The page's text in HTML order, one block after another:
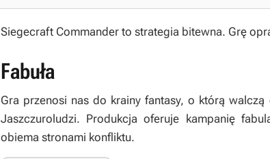
Siegecraft Commander to strategia bitewna. Grę
Fabuła
Gra przenosi nas do krainy fantasy, o którą
Jaszczuroludzi. Produkcja oferuje kampanię
obiema stronami konfliktu.